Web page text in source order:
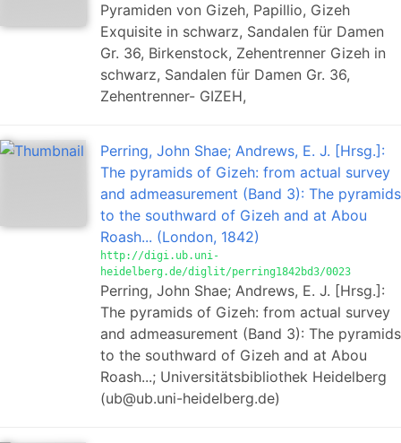
Pyramiden von Gizeh, Papillio, Gizeh
Exquisite in schwarz, Sandalen für Damen
Gr. 36, Birkenstock, Zehentrenner Gizeh in
schwarz, Sandalen für Damen Gr. 36,
Zehentrenner- GIZEH,
Perring, John Shae; Andrews, E. J. [Hrsg.]:
The pyramids of Gizeh: from actual survey
and admeasurement (Band 3): The pyramids
to the southward of Gizeh and at Abou
Roash... (London, 1842)
http://digi.ub.uni-
heidelberg.de/diglit/perring1842bd3/0023
Perring, John Shae; Andrews, E. J. [Hrsg.]:
The pyramids of Gizeh: from actual survey
and admeasurement (Band 3): The pyramids
to the southward of Gizeh and at Abou
Roash...; Universitätsbibliothek Heidelberg
(ub@ub.uni-heidelberg.de)